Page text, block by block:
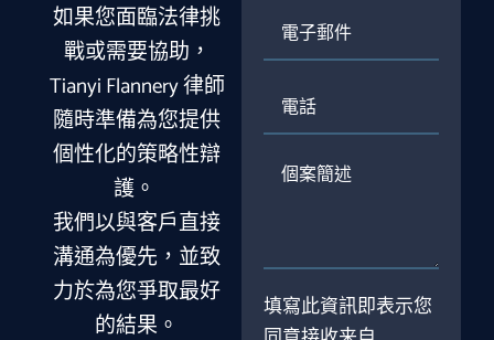
如果您面臨法律挑
戰或需要協助，
Tianyi Flannery 律師
隨時準備為您提供
個性化的策略性辯
護。
我們以與客戶直接
溝通為優先，並致
力於為您爭取最好
的結果。
郵
填寫此資訊即表示您